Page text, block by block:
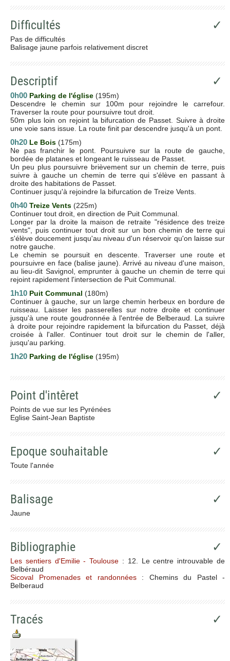
Difficultés ✓
Pas de difficultés
Balisage jaune parfois relativement discret
Descriptif ✓
0h00 Parking de l'église (195m)
Descendre le chemin sur 100m pour rejoindre le carrefour.
Traverser la route pour poursuivre tout droit.
50m plus loin on rejoint la bifurcation de Passet. Suivre à droite
une voie sans issue. La route finit par descendre jusqu'à un pont.
0h20 Le Bois (175m)
Ne pas franchir le pont. Poursuivre sur la route de gauche,
bordée de platanes et longeant le ruisseau de Passet.
Un peu plus poursuivre brièvement sur un chemin de terre, puis
suivre à gauche un chemin de terre qui s'élève en passant à
droite des habitations de Passet.
Continuer jusqu'à rejoindre la bifurcation de Treize Vents.
0h40 Treize Vents (225m)
Continuer tout droit, en direction de Puit Communal.
Longer par la droite la maison de retraite "résidence des treize
vents", puis continuer tout droit sur un bon chemin de terre qui
s'élève doucement jusqu'au niveau d'un réservoir qu'on laisse sur
notre gauche.
Le chemin se poursuit en descente. Traverser une route et
poursuivre en face (balise jaune). Arrivé au niveau d'une maison,
au lieu-dit Savignol, emprunter à gauche un chemin de terre qui
rejoint rapidement l'intersection de Puit Communal.
1h10 Puit Communal (180m)
Continuer à gauche, sur un large chemin herbeux en bordure de
ruisseau. Laisser les passerelles sur notre droite et continuer
jusqu'à une route goudronnée à l'entrée de Belberaud. La suivre
à droite pour rejoindre rapidement la bifurcation du Passet, déjà
croisée à l'aller. Continuer tout droit sur le chemin de l'aller,
jusqu'au parking.
1h20 Parking de l'église (195m)
Point d'intêret ✓
Points de vue sur les Pyrénées
Eglise Saint-Jean Baptiste
Epoque souhaitable ✓
Toute l'année
Balisage ✓
Jaune
Bibliographie ✓
Les sentiers d'Emilie - Toulouse : 12. Le centre introuvable de
Belbéraud
Sicoval Promenades et randonnées: Chemins du Pastel -
Belberaud
Tracés ✓